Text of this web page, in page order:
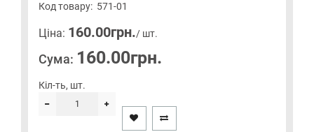
Код товару: 571-01
Цiна: 160.00грн./ шт.
Сума: 160.00грн.
Кіл-ть, шт.